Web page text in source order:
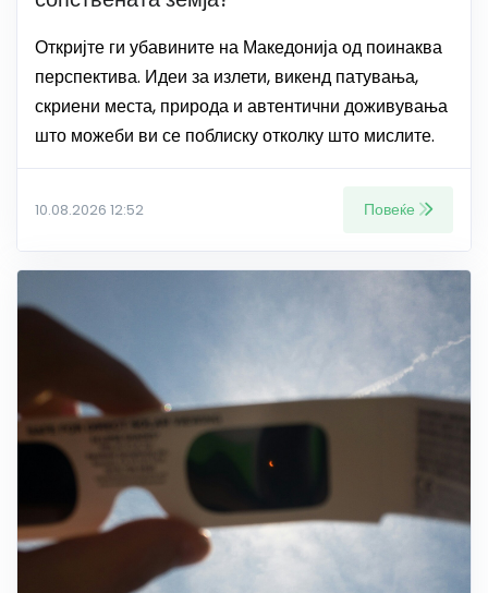
Откријте ги убавините на Македонија од поинаква
перспектива. Идеи за излети, викенд патувања,
скриени места, природа и автентични доживувања
што можеби ви се поблиску отколку што мислите.
10.08.2026 12:52 Повеќе